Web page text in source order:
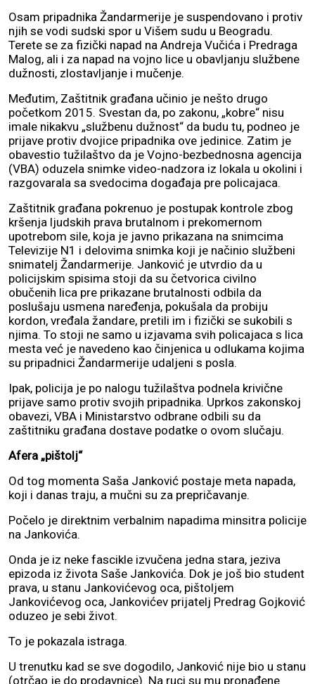
Osam pripadnika Žandarmerije je suspendovano i protiv
njih se vodi sudski spor u Višem sudu u Beogradu.
Terete se za fizički napad na Andreja Vučića i Predraga
Malog, ali i za napad na vojno lice u obavljanju službene
dužnosti, zlostavljanje i mučenje.
Međutim, Zaštitnik građana učinio je nešto drugo
početkom 2015. Svestan da, po zakonu, „kobre“ nisu
imale nikakvu „službenu dužnost“ da budu tu, podneo je
prijave protiv dvojice pripadnika ove jedinice. Zatim je
obavestio tužilaštvo da je Vojno-bezbednosna agencija
(VBA) oduzela snimke video-nadzora iz lokala u okolini i
razgovarala sa svedocima događaja pre policajaca.
Zaštitnik građana pokrenuo je postupak kontrole zbog
kršenja ljudskih prava brutalnom i prekomernom
upotrebom sile, koja je javno prikazana na snimcima
Televizije N1 i delovima snimka koji je načinio službeni
snimatelj Žandarmerije. Janković je utvrdio da u
policijskim spisima stoji da su četvorica civilno
obučenih lica pre prikazane brutalnosti odbila da
poslušaju usmena naređenja, pokušala da probiju
kordon, vređala žandare, pretili im i fizički se sukobili s
njima. To stoji ne samo u izjavama svih policajaca s lica
mesta već je navedeno kao činjenica u odlukama kojima
su pripadnici Žandarmerije udaljeni s posla.
Ipak, policija je po nalogu tužilaštva podnela krivične
prijave samo protiv svojih pripadnika. Uprkos zakonskoj
obavezi, VBA i Ministarstvo odbrane odbili su da
zaštitniku građana dostave podatke o ovom slučaju.
Afera „pištolj“
Od tog momenta Saša Janković postaje meta napada,
koji i danas traju, a mučni su za prepričavanje.
Počelo je direktnim verbalnim napadima minsitra policije
na Jankovića.
Onda je iz neke fascikle izvučena jedna stara, jeziva
epizoda iz života Saše Jankovića. Dok je još bio student
prava, u stanu Jankovićevog oca, pištoljem
Jankovićevog oca, Jankovićev prijatelj Predrag Gojković
oduzeo je sebi život.
To je pokazala istraga.
U trenutku kad se sve dogodilo, Janković nije bio u stanu
(otrčao je do prodavnice). Na ruci su mu pronađene